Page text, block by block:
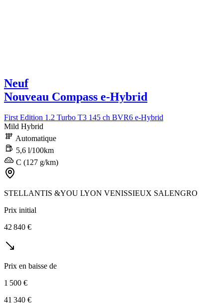
Neuf
Nouveau Compass e-Hybrid
First Edition 1.2 Turbo T3 145 ch BVR6 e-Hybrid
Mild Hybrid
Automatique
5,6 l/100km
C (127 g/km)
STELLANTIS &YOU LYON VENISSIEUX SALENGRO
Prix initial
42 840 €
Prix en baisse de
1 500 €
41 340 €